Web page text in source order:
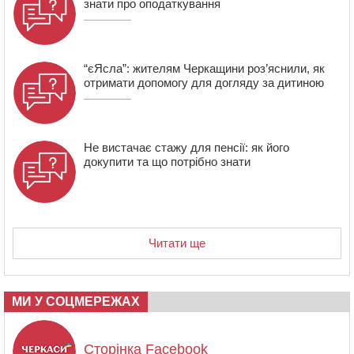
знати про оподаткування
“єЯсла”: жителям Черкащини роз’яснили, як
отримати допомогу для догляду за дитиною
Не вистачає стажу для пенсії: як його
докупити та що потрібно знати
Читати ще
МИ У СОЦМЕРЕЖАХ
Сторінка Facebook